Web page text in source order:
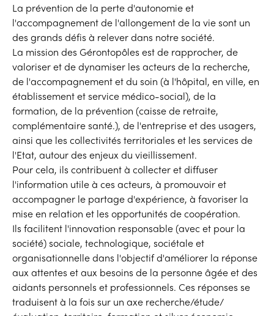
La prévention de la perte d'autonomie et
l'accompagnement de l'allongement de la vie sont un
des grands défis à relever dans notre société.
La mission des Gérontopôles est de rapprocher, de
valoriser et de dynamiser les acteurs de la recherche,
de l'accompagnement et du soin (à l'hôpital, en ville, en
établissement et service médico-social), de la
formation, de la prévention (caisse de retraite,
complémentaire santé.), de l'entreprise et des usagers,
ainsi que les collectivités territoriales et les services de
l'Etat, autour des enjeux du vieillissement.
Pour cela, ils contribuent à collecter et diffuser
l'information utile à ces acteurs, à promouvoir et
accompagner le partage d'expérience, à favoriser la
mise en relation et les opportunités de coopération.
Ils facilitent l'innovation responsable (avec et pour la
société) sociale, technologique, sociétale et
organisationnelle dans l'objectif d'améliorer la réponse
aux attentes et aux besoins de la personne âgée et des
aidants personnels et professionnels. Ces réponses se
traduisent à la fois sur un axe recherche/étude/